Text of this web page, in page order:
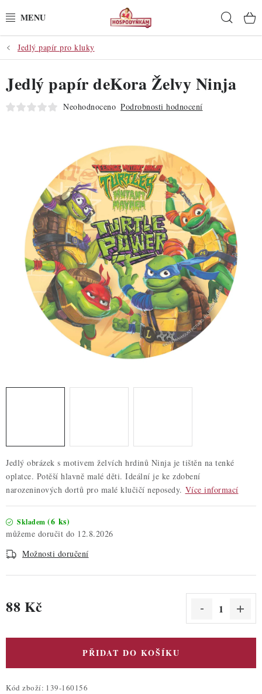
na
POTŘEBY
POMŮCKY
SUROVINY
PRO OSLAVY
DO KUCHYNĚ
POCHUTINY
ZDRAVÉ PEČENÍ
DÁRKOVÉ POUKAZY
TÉMATICKÉ PRODUKTY
NOVÉ ZBOŽÍ
Nepřevzetí zásilky na dobírku
Obchodní podmínky
Hodnocení obchodu
Blog
Moje objednávka
Podmínky ochrany osobních údajů
Jedlý papír pro kluky
Jedlý obrázek s motivem želvích hrdinů Ninja je tištěn na tenké
oplatce. Potěší hlavně malé děti. Ideální je ke zdobení
narozeninových dortů pro malé klučičí neposedy. Více informací
Skladem (6 ks)
12.8.2026
Možnosti doručení
88 Kč
PŘIDAT DO KOŠÍKU
Kód zboží: 139-160156
Jedlý papír deKora Želvy Ninja
Neohodnoceno Podrobnosti hodnocení